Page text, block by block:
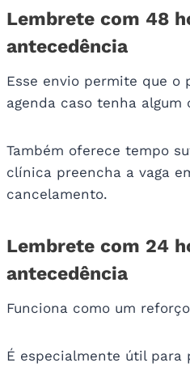
Lembrete com 48
antecedência
Esse envio permite que o
agenda caso tenha algum
Também oferece tempo
clínica preencha a vaga
cancelamento.
Lembrete com 24
antecedência
Funciona como um
É especialmente útil para